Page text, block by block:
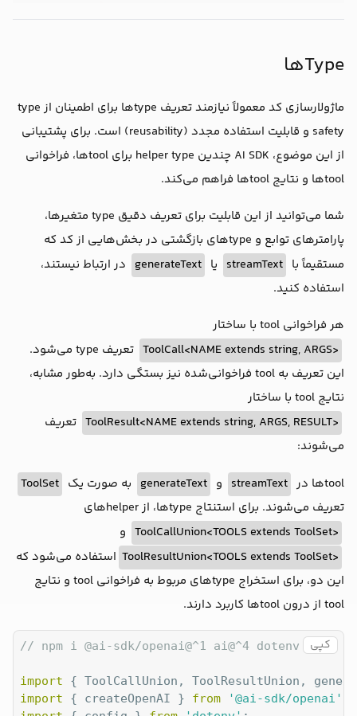
Math
    },
  }),
toolChoice
'required',
// force the model to
'What is the weather in Tehran?',
Typeها
ماژولارسازی کد معمولاً نیازمند تعریف typeها برای اطمینان از type
safety و قابلیت استفاده‌ مجدد (reusability) است. برای پشتیبانی
از این موضوع، AI SDK چندین helper type برای toolها، فراخوانی
toolها و نتایج toolها فراهم می‌کند.
شما می‌توانید از این قابلیت برای تعریف دقیق type متغیرها،
پارامترهای توابع و typeهای بازگشتی در بخش‌هایی از کد که
مستقیماً با streamText یا generateText در ارتباط نیستند،
استفاده کنید.
هر فراخوانی tool با ساختار
<ToolCall<NAME extends string, ARGS
تعریف type می‌شود.
این تعریف به tool فراخوانی‌شده نیز بستگی دارد. به‌طور مشابه،
نتایج tool با ساختار
<ToolResult<NAME extends string, ARGS, RESULT
تعریف
می‌شوند:
toolها در streamText و generateText به صورت یک ToolSet
تعریف می‌شوند. برای استنتاج typeها، از helperهای
<ToolCallUnion<TOOLS extends ToolSet
و
<ToolResultUnion<TOOLS extends ToolSet
استفاده می‌شود که
این دو، برای استخراج typeهای مربوط به فراخوانی tool و نتایج
tool از درون toolها کاربرد دارند.
کپی
// npm i @ai-sdk/openai@^1 ai@^4 dotenv zod
import { ToolCallUnion, ToolResultUnion,
import { createOpenAI } from '@ai-sdk/openai'